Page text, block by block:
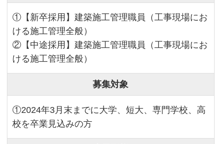
①【新卒採用】建築施工管理職員（工事現場にお
ける施工管理全般）
②【中途採用】建築施工管理職員（工事現場にお
ける施工管理全般）
募集対象
①2024年3月末までに大学、短大、専門学校、高
校を卒業見込みの方